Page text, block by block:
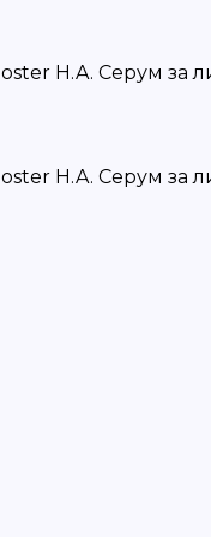
H.A. Серум за
H.A. Серум за